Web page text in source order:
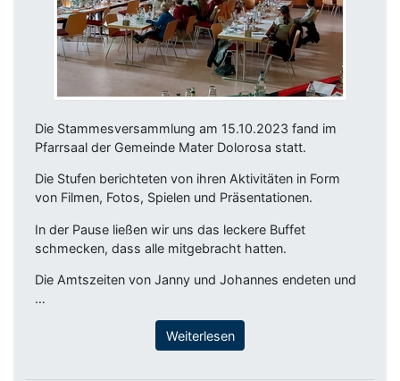
Die Stammesversammlung am 15.10.2023 fand im
Pfarrsaal der Gemeinde Mater Dolorosa statt.
Die Stufen berichteten von ihren Aktivitäten in Form
von Filmen, Fotos, Spielen und Präsentationen.
In der Pause ließen wir uns das leckere Buffet
schmecken, dass alle mitgebracht hatten.
Die Amtszeiten von Janny und Johannes endeten und
…
Weiterlesen